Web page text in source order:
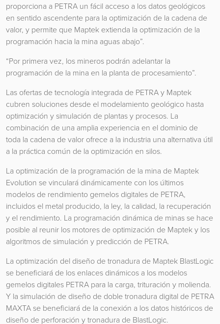
proporciona a PETRA un fácil acceso a los datos geológicos
en sentido ascendente para la optimización de la cadena de
valor, y permite que Maptek extienda la optimización de la
programación hacia la mina aguas abajo”.
“Por primera vez, los mineros podrán adelantar la
programación de la mina en la planta de procesamiento”.
Las ofertas de tecnología integrada de PETRA y Maptek
cubren soluciones desde el modelamiento geológico hasta
optimización y simulación de plantas y procesos. La
combinación de una amplia experiencia en el dominio de
toda la cadena de valor ofrece a la industria una alternativa útil
a la práctica común de la optimización en silos.
La optimización de la programación de la mina de Maptek
Evolution se vinculará dinámicamente con los últimos
modelos de rendimiento gemelos digitales de PETRA,
incluidos el metal producido, la ley, la calidad, la recuperación
y el rendimiento. La programación dinámica de minas se hace
posible al reunir los motores de optimización de Maptek y los
algoritmos de simulación y predicción de PETRA.
La optimización del diseño de tronadura de Maptek BlastLogic
se beneficiará de los enlaces dinámicos a los modelos
gemelos digitales PETRA para la carga, trituración y molienda.
Y la simulación de diseño de doble tronadura digital de PETRA
MAXTA se beneficiará de la conexión a los datos históricos de
diseño de perforación y tronadura de BlastLogic.